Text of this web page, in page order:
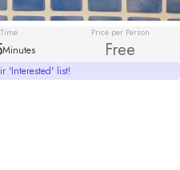
Minutes
Price per Person
Free
'Interested' list!